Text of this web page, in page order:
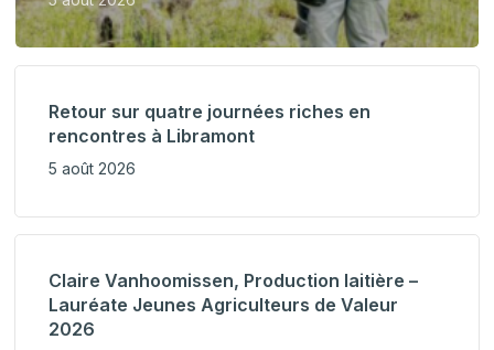
Retour sur quatre journées riches en
rencontres à Libramont
5 août 2026
Claire Vanhoomissen, Production laitière –
Lauréate Jeunes Agriculteurs de Valeur
2026